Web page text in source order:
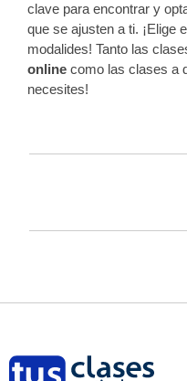
clave para encontrar y
que se ajusten a ti. ¡Elige
modalides! Tanto las
online como las clases a
necesites!